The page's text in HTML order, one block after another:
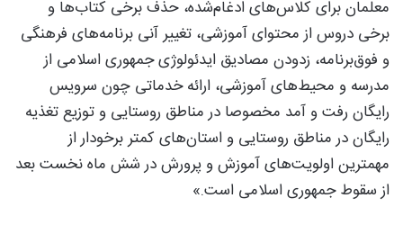
معلمان برای کلاس‌های ادغام‌شده، حذف برخی کتاب‌ها و
برخی دروس از محتوای آموزشی، تغییر آنی برنامه‌های فرهنگی
و فوق‌برنامه، زدودن مصادیق ایدئولوژی جمهوری اسلامی از
مدرسه و محیط‌های آموزشی، ارائه خدماتی چون سرویس
رایگان رفت و آمد مخصوصا در مناطق روستایی و توزیع تغذیه
رایگان در مناطق روستایی و استان‌های کمتر برخودار از
مهم‏ترین اولویت‌های آموزش و پرورش در شش ماه نخست بعد
از سقوط جمهوری اسلامی است.»